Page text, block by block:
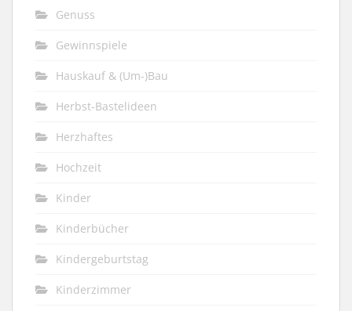
Genuss
Gewinnspiele
Hauskauf & (Um-)Bau
Herbst-Bastelideen
Herzhaftes
Hochzeit
Kinder
Kinderbücher
Kindergeburtstag
Kinderzimmer